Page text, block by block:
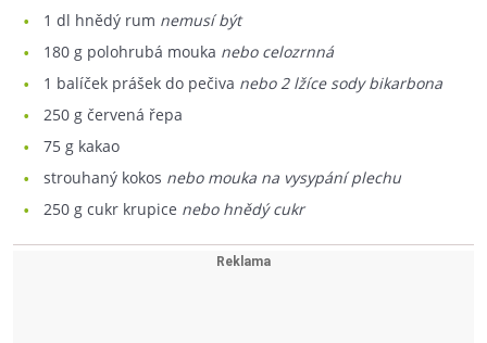
1 dl hnědý rum nemusí být
180 g polohrubá mouka nebo celozrnná
1 balíček prášek do pečiva nebo 2 lžíce sody bikarbona
250 g červená řepa
75 g kakao
strouhaný kokos nebo mouka na vysypání plechu
250 g cukr krupice nebo hnědý cukr